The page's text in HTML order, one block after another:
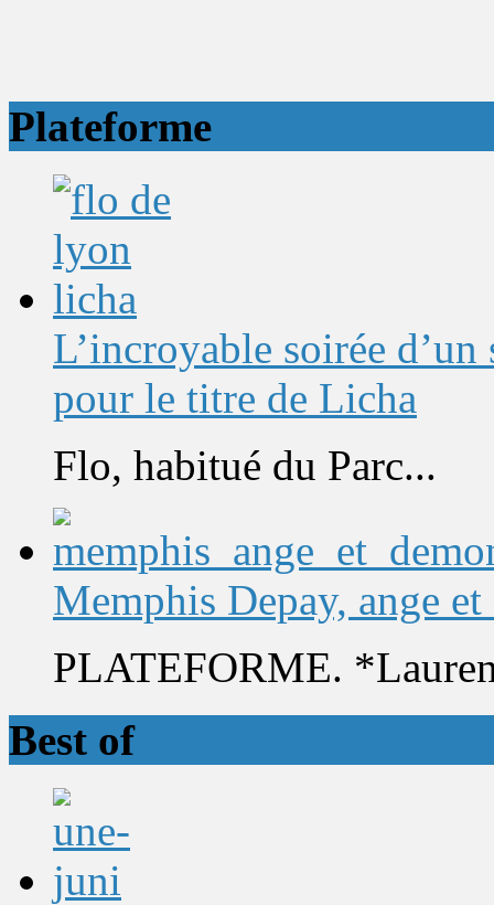
Plateforme
L’incroyable soirée
pour le titre de Licha
Flo, habitué du Parc...
Memphis Depay, ange et
PLATEFORME.
Best of